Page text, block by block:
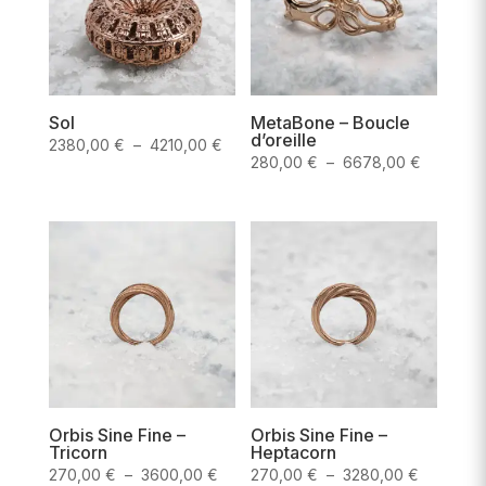
Sol
2380,00 € – 4210,00 €Plage
MetaBone – Boucle
d’oreille
280,00€ – 6678,00€
prix :
Orbis Sine Fine –
Tricorn
270,00 € – 3600,00 €Plage
Orbis Sine Fine –
Heptacorn
270,00€ – 3280,00€